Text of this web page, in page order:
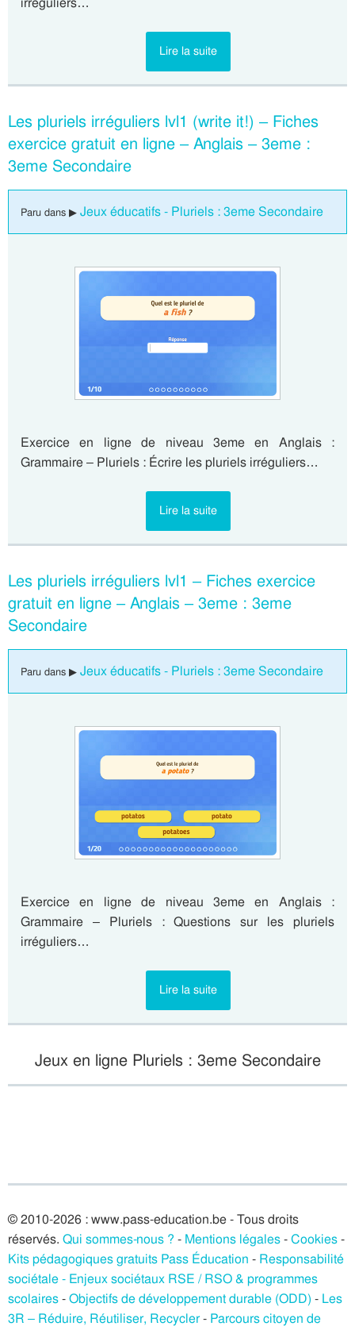
Lire la suite
Les pluriels irréguliers lvl1 (write it!) – Fiches
exercice gratuit en ligne – Anglais – 3eme :
3eme Secondaire
Paru dans ▶ Jeux éducatifs - Pluriels : 3eme Secondaire
Exercice en ligne de niveau 3eme en Anglais :
Grammaire – Pluriels : Écrire les pluriels irréguliers…
Lire la suite
Les pluriels irréguliers lvl1 – Fiches exercice
gratuit en ligne – Anglais – 3eme : 3eme
Secondaire
Paru dans ▶ Jeux éducatifs - Pluriels : 3eme Secondaire
Exercice en ligne de niveau 3eme en Anglais :
Grammaire – Pluriels : Questions sur les pluriels
irréguliers…
Lire la suite
Jeux en ligne Pluriels : 3eme Secondaire
© 2010-2026 : www.pass-education.be - Tous droits
réservés. Qui sommes-nous ? - Mentions légales-Cookies-
Kits pédagogiques gratuits Pass Éducation - Responsabilité
sociétale - Enjeux sociétaux RSE / RSO & programmes
scolaires-Objectifs de développement durable (ODD) - Les
3R – Réduire, Réutiliser, Recycler- Parcours citoyen de